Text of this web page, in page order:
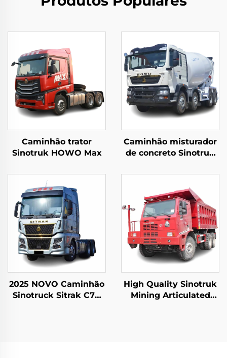
Caminhão trator
Sinotruk HOWO Max
Caminhão misturador
de concreto Sinotruk
2025 NOVO Caminhão
Sinotruck Sitrak C7H
High Quality Sinotruk
Mining Articulated